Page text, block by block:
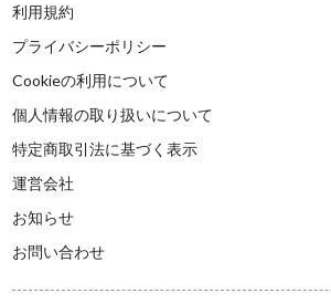
利用規約
プライバシーポリシー
Cookieの利用について
個人情報の取り扱いについて
特定商取引法に基づく表示
運営会社
お知らせ
お問い合わせ